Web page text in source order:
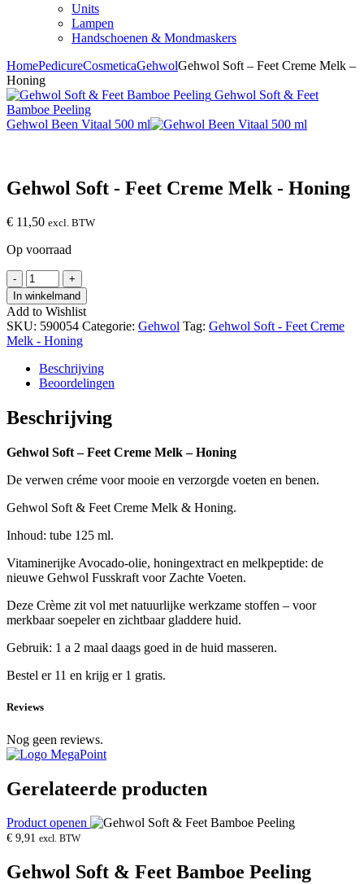
Units
Lampen
Handschoenen & Mondmaskers
HomePedicureCosmeticaGehwolGehwol Soft – Feet Creme Melk –
Honing
Gehwol Soft & Feet
Bamboe Peeling
Gehwol Been Vitaal 500 ml
Gehwol Soft - Feet Creme Melk - Honing
€ 11,50 excl. BTW
Op voorraad
-
Gehwol
Soft
-
Feet
Creme
Melk
-
Honing
hoeveelheid
+
In winkelmand
Add to Wishlist
SKU: 590054 Categorie: Gehwol Tag: Gehwol Soft - Feet Creme
Melk - Honing
Beschrijving
Beoordelingen
Beschrijving
Gehwol Soft – Feet Creme Melk – Honing
De verwen créme voor mooie en verzorgde voeten en benen.
Gehwol Soft & Feet Creme Melk & Honing.
Inhoud: tube 125 ml.
Vitaminerijke Avocado-olie, honingextract en melkpeptide: de
nieuwe Gehwol Fusskraft voor Zachte Voeten.
Deze Crème zit vol met natuurlijke werkzame stoffen – voor
merkbaar soepeler en zichtbaar gladdere huid.
Gebruik: 1 a 2 maal daags goed in de huid masseren.
Bestel er 11 en krijg er 1 gratis.
Reviews
Nog geen reviews.
Gerelateerde producten
Product openen
€ 9,91 excl. BTW
Gehwol Soft & Feet Bamboe Peeling